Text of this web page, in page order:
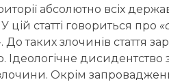
абсолютно всіх
статті говориться про
. До таких злочинів стаття
дисидентство
Окрім